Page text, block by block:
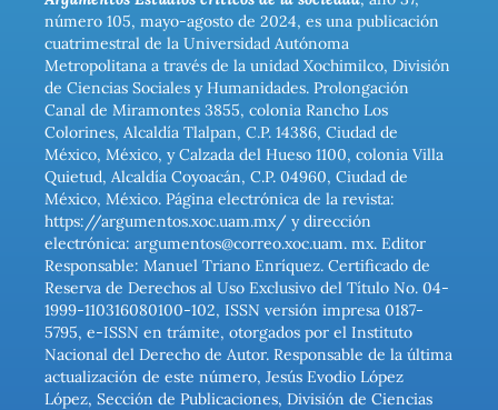
número 105, mayo-agosto de 2024, es una publicación
cuatrimestral de la Universidad Autónoma
Metropolitana a través de la unidad Xochimilco, División
de Ciencias Sociales y Humanidades. Prolongación
Canal de Miramontes 3855, colonia Rancho Los
Colorines, Alcaldía Tlalpan, C.P. 14386, Ciudad de
México, México, y Calzada del Hueso 1100, colonia Villa
Quietud, Alcaldía Coyoacán, C.P. 04960, Ciudad de
México, México. Página electrónica de la revista:
https://argumentos.xoc.uam.mx/ y dirección
electrónica: argumentos@correo.xoc.uam. mx. Editor
Responsable: Manuel Triano Enríquez. Certificado de
Reserva de Derechos al Uso Exclusivo del Título No. 04-
1999-110316080100-102, ISSN versión impresa 0187-
5795, e-ISSN en trámite, otorgados por el Instituto
Nacional del Derecho de Autor. Responsable de la última
actualización de este número, Jesús Evodio López
López, Sección de Publicaciones, División de Ciencias